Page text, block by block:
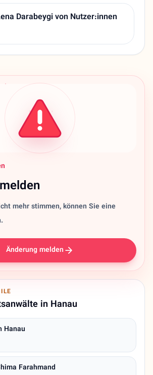
Darabeygi von Nutzer:innen
mehr stimmen, können Sie eine
Änderung melden
in Hanau
Hanau
Farahmand